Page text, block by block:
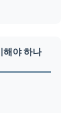
해야 하나